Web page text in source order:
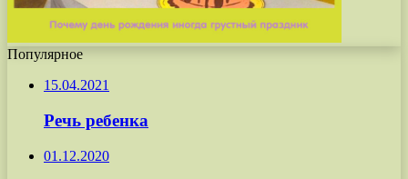
Популярное
15.04.2021
Речь ребенка
01.12.2020